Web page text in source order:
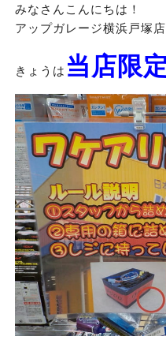
みなさんこんにちは！
アップガレージ横浜戸塚店
きょうは 当店限